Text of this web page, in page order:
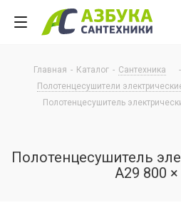
Главная - Каталог - Сантехника -
Полотенцесушители
Полотенцесушитель
Полотенцесушитель
А29 800 ×